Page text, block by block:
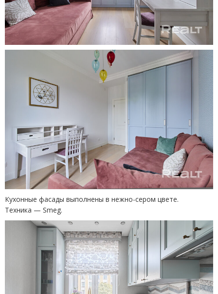
Кухонные фасады выполнены в нежно-сером цвете.
Техника — Smeg.